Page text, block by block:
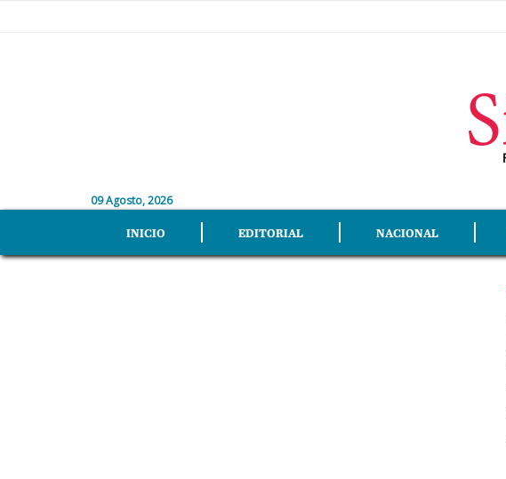
09 Agosto, 2026
INICIO EDITORIAL NACIONAL